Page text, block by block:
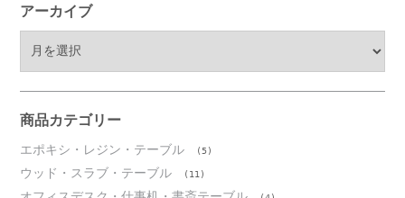
アーカイブ
ブ
商品カテゴリー
エポキシ・レジン・テーブル (5)
ウッド・スラブ・テーブル (11)